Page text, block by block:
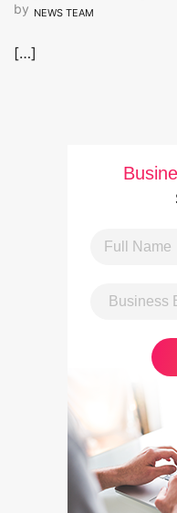
by NEWS TEAM
[…]